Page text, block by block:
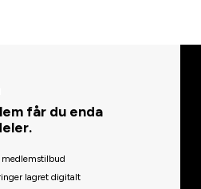
får du enda
medlemstilbud
lagret digitalt